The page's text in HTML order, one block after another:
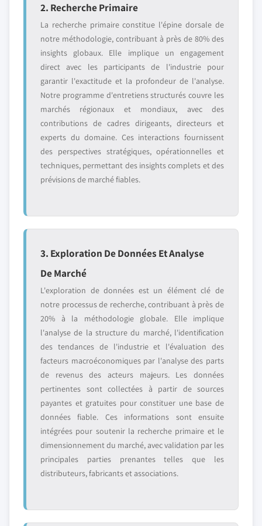
2. Recherche Primaire
La recherche primaire constitue l'épine dorsale de
notre méthodologie, contribuant à près de 80% des
insights globaux. Elle implique un engagement
direct avec les participants de l'industrie pour
garantir l'exactitude et la profondeur de l'analyse.
Notre programme d'entretiens structurés couvre les
marchés régionaux et mondiaux, avec des
contributions de cadres dirigeants, directeurs et
experts du domaine. Ces interactions fournissent
des perspectives stratégiques, opérationnelles et
techniques, permettant des insights complets et des
prévisions de marché fiables.
3. Exploration De Données Et Analyse
De Marché
L'exploration de données est un élément clé de
notre processus de recherche, contribuant à près de
20% à la méthodologie globale. Elle implique
l'analyse de la structure du marché, l'identification
des tendances de l'industrie et l'évaluation des
facteurs macroéconomiques par l'analyse des parts
de revenus des acteurs majeurs. Les données
pertinentes sont collectées à partir de sources
payantes et gratuites pour constituer une base de
données fiable. Ces informations sont ensuite
intégrées pour soutenir la recherche primaire et le
dimensionnement du marché, avec validation par les
principales parties prenantes telles que les
distributeurs, fabricants et associations.